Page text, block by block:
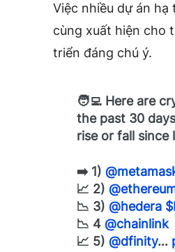
Việc nhiều dự án
cùng xuất hiện cho
triển đáng chú ý.
🧑‍💻 Here are
the past 30
rise or fall since
➡️ 1)
📈 2)
📉 3) @hedera
📉 4 @chainlink
📈 5) @dfinity…